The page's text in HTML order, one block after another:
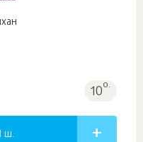
10о.
ш.